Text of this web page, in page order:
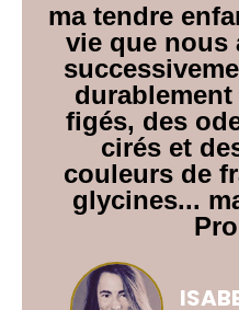
ma tendre
vie que nous
figés, des
cirés et
couleurs de
glycines...